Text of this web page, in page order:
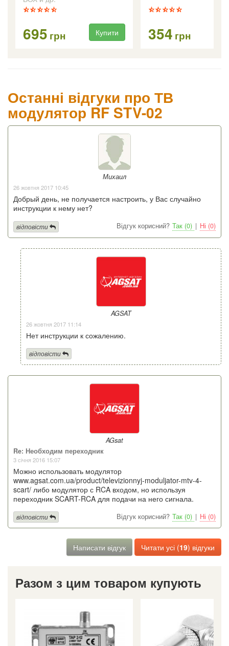
695 грн Купити 354 грн
Останні відгуки про ТВ
модулятор RF STV-02
Михаил
26 жовтня 2017 10:45
Добрый день, не получается настроить, у Вас случайно
инструкции к нему нет?
Відгук корисний? Так (0) | Ні (0)
відповісти
AGSAT
26 жовтня 2017 11:14
Нет инструкции к сожалению.
відповісти
AGsat
Re: Необходим переходник
3 січня 2016 15:07
Можно использовать модулятор
www.agsat.com.ua/product/televizionnyj-moduljator-mtv-4-
scart/ либо модулятор с RCA входом, но используя
переходник SCART-RCA для подачи на него сигнала.
Відгук корисний? Так (0) | Ні (0)
відповісти
Написати відгук Читати усі (19) відгуки
Разом з цим товаром купують